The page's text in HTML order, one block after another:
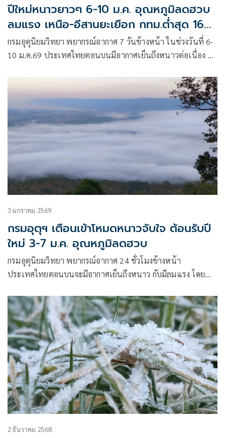
ปีใหม่หนาวยาวๆ 6-10 ม.ค. อุณหภูมิลดฮวบ
ลมแรง เหนือ-อีสานยะเยือก กทม.ต่ำสุด 16
องศา
กรมอุตุนิยมวิทยา พยากรณ์อากาศ 7 วันข้างหน้า ในช่วงวันที่ 6-
10 ม.ค.69 ประเทศไทยตอนบนมีอากาศเย็นถึงหนาวต่อเนื่อง กับ
3 มกราคม 2569
กรมอุตุฯ เตือนเข้าโหมดหนาวจับใจ ต้อนรับปี
ใหม่ 3-7 ม.ค. อุณหภูมิลดฮวบ
กรมอุตุนิยมวิทยา พยากรณ์อากาศ 24 ชั่วโมงข้างหน้า
ประเทศไทยตอนบนจะมีอากาศเย็นถึงหนาว กับมีลมแรง โดย
ส่วนภาคเหนือ ภาคกลาง รวมทั้งกรุงเทพมหานครและปริมณฑล
ภาคตะวันออก และภาคใต้ตอนบนจะมีอุณหภูมิลดลง 1–3 องศา
เซลเซียส
2 ธันวาคม 2568